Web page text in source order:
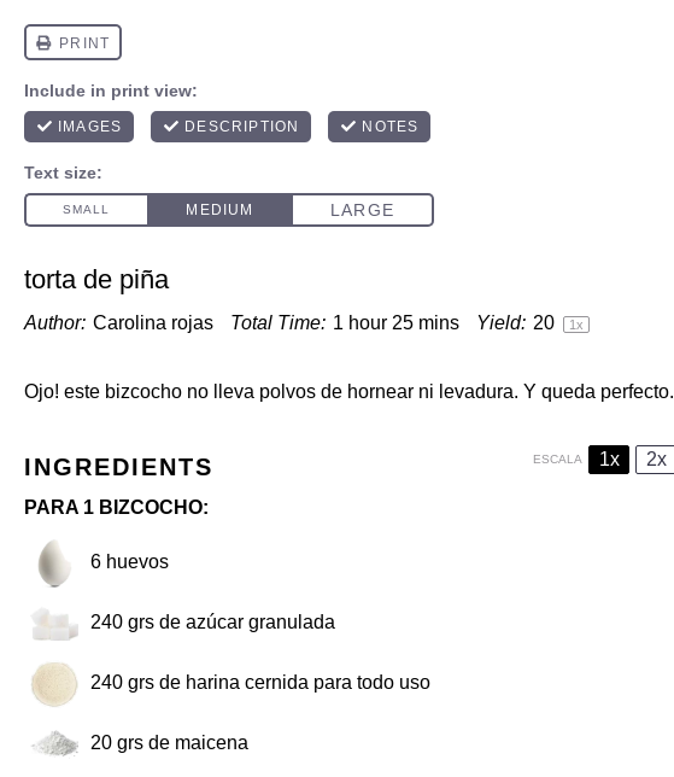
torta de piña
Author: Carolina rojas Total Time: 1 hour 25 mins Yield: 20 1x
Ojo! este bizcocho no lleva polvos de hornear ni levadura. Y queda perfecto.
INGREDIENTS ESCALA 1x 2x
PARA 1 BIZCOCHO:
6 huevos
240 grs de azúcar granulada
240 grs de harina cernida para todo uso
20 grs de maicena